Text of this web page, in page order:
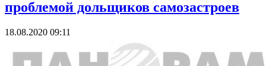
проблемой дольщиков самозастроев
18.08.2020 09:11